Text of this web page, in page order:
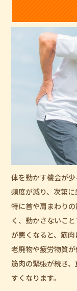
体を動かす機会が
頻度が減り、次第に
特に首や肩まわり
く、動かさないこ
が悪くなると、筋肉
老廃物や疲労物質が
筋肉の緊張が続き
すくなります。